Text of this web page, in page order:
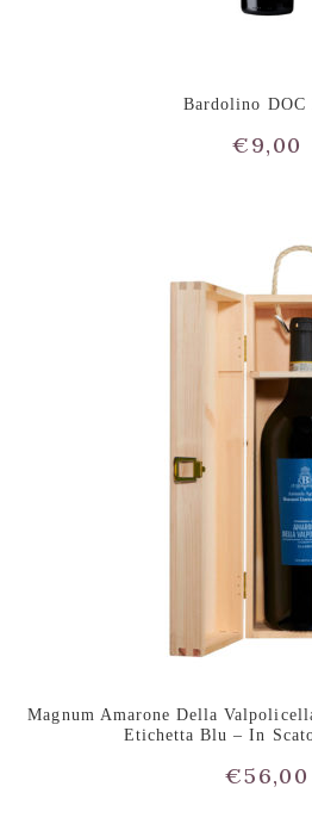
Bardolino DOC
€9,00
Magnum Amarone Della
Etichetta Blu – In
€56,00